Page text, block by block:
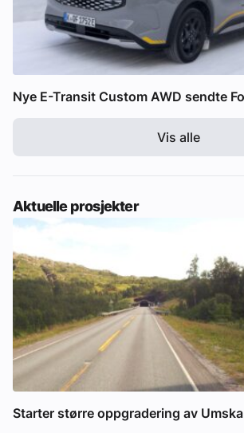
Nye E-Transit Custom AWD sendte
Vis alle
Aktuelle prosjekter
Starter større oppgradering av